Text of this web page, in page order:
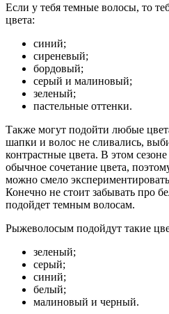
Если у тебя темные волосы, то
цвета:
синий;
сиреневый;
бордовый;
серый и малиновый;
зеленый;
пастельные оттенки.
Также могут подойти любые
шапки и волос не сливались,
контрастные цвета. В этом
обычное сочетание цвета,
можно смело
Конечно не стоит забывать про
подойдет темным волосам.
Рыжеволосым подойдут такие
зеленый;
серый;
синий;
белый;
малиновый и черный.